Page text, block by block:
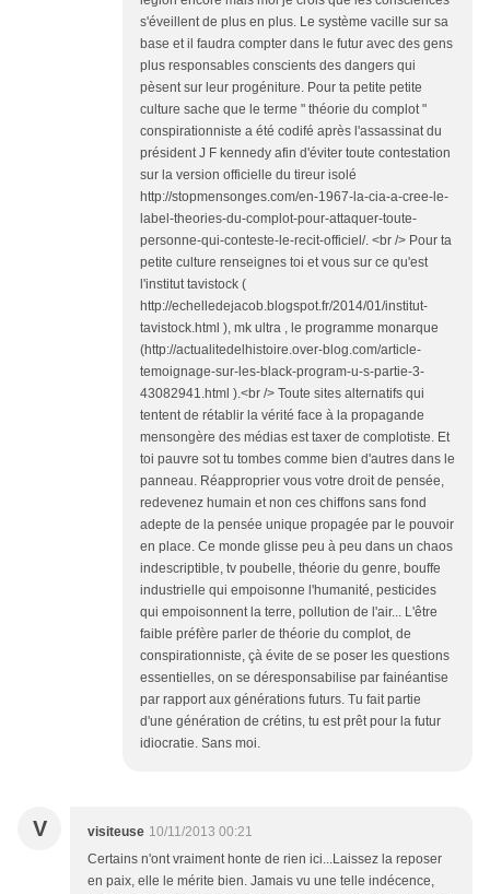
s'éveillent de plus en plus. Le système vacille sur sa
base et il faudra compter dans le futur avec des gens
plus responsables conscients des dangers qui
pèsent sur leur progéniture. Pour ta petite petite
culture sache que le terme " théorie du complot "
conspirationniste a été codifé après l'assassinat du
président J F kennedy afin d'éviter toute contestation
sur la version officielle du tireur isolé
http://stopmensonges.com/en-1967-la-cia-a-cree-le-
label-theories-du-complot-pour-attaquer-toute-
personne-qui-conteste-le-recit-officiel/. <br /> Pour ta
petite culture renseignes toi et vous sur ce qu'est
l'institut tavistock (
http://echelledejacob.blogspot.fr/2014/01/institut-
tavistock.html ), mk ultra , le programme monarque
(http://actualitedelhistoire.over-blog.com/article-
temoignage-sur-les-black-program-u-s-partie-3-
43082941.html ).<br /> Toute sites alternatifs qui
tentent de rétablir la vérité face à la propagande
mensongère des médias est taxer de complotiste. Et
toi pauvre sot tu tombes comme bien d'autres dans le
panneau. Réapproprier vous votre droit de pensée,
redevenez humain et non ces chiffons sans fond
adepte de la pensée unique propagée par le pouvoir
en place. Ce monde glisse peu à peu dans un chaos
indescriptible, tv poubelle, théorie du genre, bouffe
industrielle qui empoisonne l'humanité, pesticides
qui empoisonnent la terre, pollution de l'air... L'être
faible préfère parler de théorie du complot, de
conspirationniste, çà évite de se poser les questions
essentielles, on se déresponsabilise par fainéantise
par rapport aux générations futurs. Tu fait partie
d'une génération de crétins, tu est prêt pour la futur
idiocratie. Sans moi.
V visiteuse 10/11/2013 00:21
Certains n'ont vraiment honte de rien ici...Laissez la reposer
en paix, elle le mérite bien. Jamais vu une telle indécence,